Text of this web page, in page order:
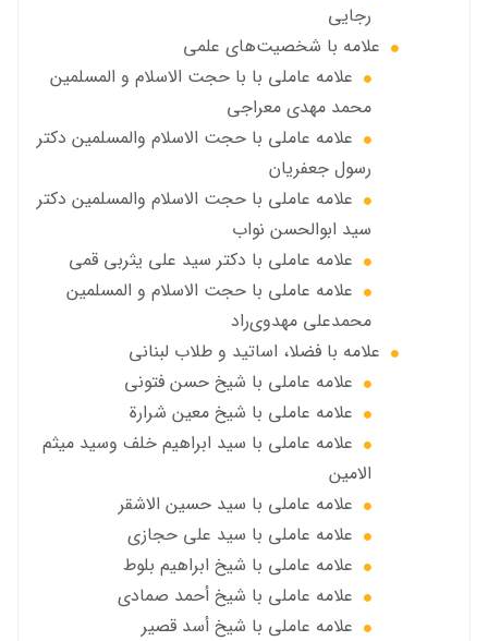
رجایی
علامه با شخصیت‌های علمی
علامه عاملي با با حجت الاسلام و المسلمین
محمد مهدی معراجی
علامه عاملي با حجت الاسلام والمسلمين دکتر
رسول جعفریان
علامه عاملي با حجت الاسلام والمسلمين دکتر
سید ابوالحسن نواب
علامه عاملي با دكتر سيد علي يثربي قمي
علامه عاملي با حجت الاسلام و المسلمین
محمدعلی مهدوی‌راد
علامه با فضلا، اساتید و طلاب لبنانی
علامه عاملي با شيخ حسن فتوني
علامه عاملي با شيخ معين شرارة
علامه عاملي با سید ابراهیم خلف وسید میثم
الامين
علامه عاملي با سيد حسين الاشقر
علامه عاملي با سيد علي حجازي
علامه عاملي با شيخ ابراهيم بلوط
علامه عاملي با شيخ أحمد صمادي
علامه عاملي با شيخ أسد قصير